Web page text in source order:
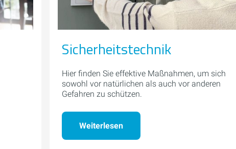
Sicherheitstechnik
Hier finden Sie effektive Maßnahmen, um sich
sowohl vor natürlichen als auch vor anderen
Gefahren zu schützen.
Weiterlesen